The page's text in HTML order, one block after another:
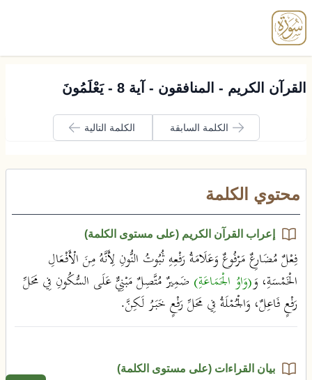
القرآن الكريم - المنافقون - آية 8 - يَعْلَمُونَ
الكلمة السابقة الكلمة التالية
محتوي الكلمة
إعراب القرآن الكريم (على مستوى الكلمة)
فِعْلٌ مُضَارِعٌ مَرْفُوعٌ وَعَلَامَةُ رَفْعِهِ ثُبُوتُ النُّونِ لِأَنَّهُ مِنَ الْأَفْعَالِ
الْخَمْسَةِ، وَ(وَاوُ الْجَمَاعَةِ)ضَمِيرٌ مُتَّصِلٌ مَبْنِيٌّ عَلَى السُّكُونِ فِي مَحَلِّ
رَفْعٍ فَاعِلٌ، وَالْجُمْلَةُ فِي مَحَلِّ رَفْعٍ خَبَرُ لَكِنَّ.
بيان القراءات (على مستوى الكلمة)